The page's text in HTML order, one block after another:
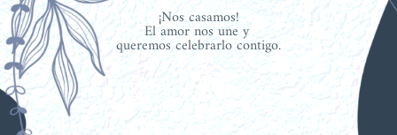
¡Nos casamos!
El amor nos une y
queremos celebrarlo contigo.